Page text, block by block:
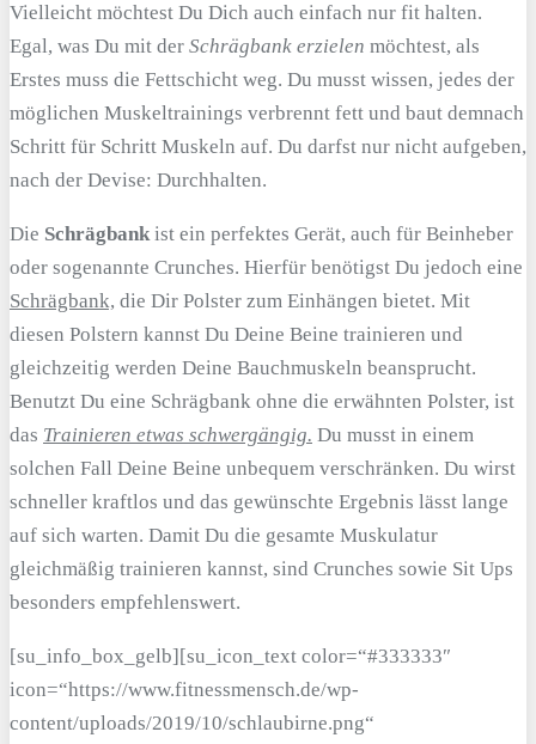
Vielleicht möchtest Du Dich auch einfach nur fit halten.
Egal, was Du mit der Schrägbank erzielen möchtest, als
Erstes muss die Fettschicht weg. Du musst wissen, jedes der
möglichen Muskeltrainings verbrennt fett und baut demnach
Schritt für Schritt Muskeln auf. Du darfst nur nicht aufgeben,
nach der Devise: Durchhalten.
Die Schrägbankist ein perfektes Gerät, auch für Beinheber
oder sogenannte Crunches. Hierfür benötigst Du jedoch eine
Schrägbank, die Dir Polster zum Einhängen bietet. Mit
diesen Polstern kannst Du Deine Beine trainieren und
gleichzeitig werden Deine Bauchmuskeln beansprucht.
Benutzt Du eine Schrägbank ohne die erwähnten Polster, ist
das Trainieren etwas schwergängig. Du musst in einem
solchen Fall Deine Beine unbequem verschränken. Du wirst
schneller kraftlos und das gewünschte Ergebnis lässt lange
auf sich warten. Damit Du die gesamte Muskulatur
gleichmäßig trainieren kannst, sind Crunches sowie Sit Ups
besonders empfehlenswert.
[su_info_box_gelb][su_icon_text color=“#333333″
icon=“https://www.fitnessmensch.de/wp-
content/uploads/2019/10/schlaubirne.png“